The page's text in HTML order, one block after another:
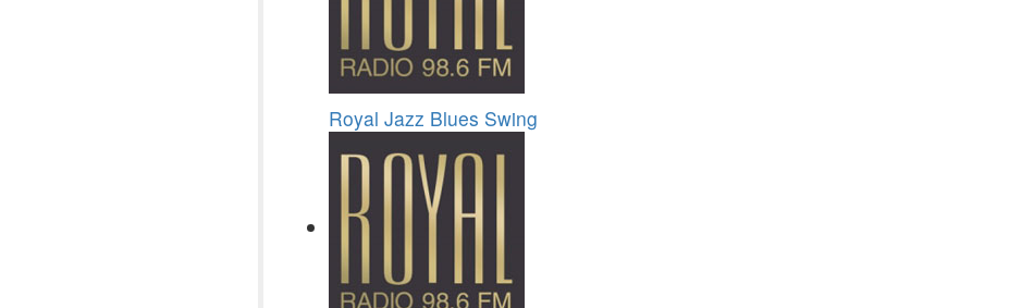
Royal Jazz Blues Swing